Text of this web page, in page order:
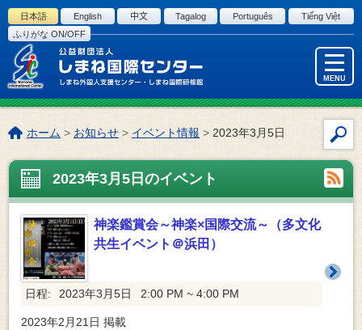
このページの本文へ
日本語 English 中文 Tagalog Português
Tiếng Việt
ふりがな ON/OFF
MENU
イ
ト
内
こ
の
ペ
ジ
ホーム> お知らせ> イベント情報 >2023年3月5日
2023年3月5日のイベント
神楽鑑賞会～神楽×国際交流～（多文化
共生イベント＠浜田）
日程: 2023年3月5日 2:00 PM ~ 4:00 PM
2023年2月21日 掲載